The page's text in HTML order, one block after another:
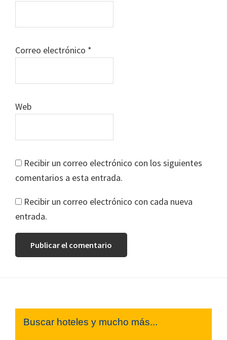
Correo electrónico *
Web
Recibir un correo electrónico con los siguientes
comentarios a esta entrada.
Recibir un correo electrónico con cada nueva
entrada.
FooterBuscar hoteles y mucho más...